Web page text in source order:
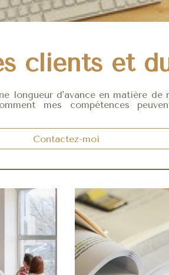
clients et
longueur d'avance en matière de
mes compétences p
Contactez-moi